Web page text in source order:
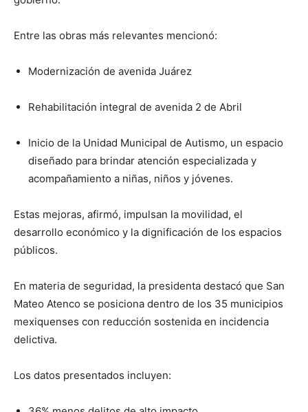
Entre las obras más relevantes mencionó:
Modernización de avenida Juárez
Rehabilitación integral de avenida 2 de Abril
Inicio de la Unidad Municipal de Autismo, un espacio
diseñado para brindar atención especializada y
acompañamiento a niñas, niños y jóvenes.
Estas mejoras, afirmó, impulsan la movilidad, el
desarrollo económico y la dignificación de los espacios
públicos.
En materia de seguridad, la presidenta destacó que San
Mateo Atenco se posiciona dentro de los 35 municipios
mexiquenses con reducción sostenida en incidencia
delictiva.
Los datos presentados incluyen: